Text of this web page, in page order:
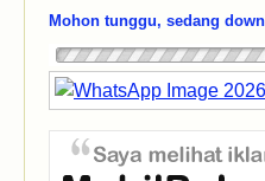
Mohon tunggu, sedang